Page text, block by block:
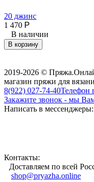
20 джинс
1 470 Р
В наличии
В корзину
2019-2026 ©
магазин пряжи для
8(922) 027-74-40Телефон
Закажите звонок - мы
Написать в мессенджеры:
Контакты:
Доставляем по всей
shop@pryazha.online